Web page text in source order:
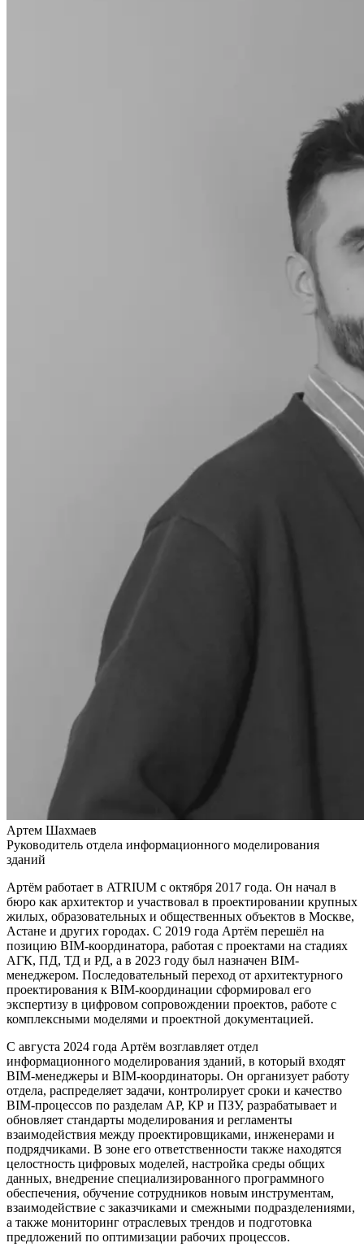
Артем Шахмаев
Руководитель отдела информационного моделирования
зданий
Артём работает в ATRIUM с октября 2017 года. Он начал в
бюро как архитектор и участвовал в проектировании крупных
жилых, образовательных и общественных объектов в Москве,
Астане и других городах. С 2019 года Артём перешёл на
позицию BIM-координатора, работая с проектами на стадиях
АГК, ПД, ТД и РД, а в 2023 году был назначен BIM-
менеджером. Последовательный переход от архитектурного
проектирования к BIM-координации сформировал его
экспертизу в цифровом сопровождении проектов, работе с
комплексными моделями и проектной документацией.
С августа 2024 года Артём возглавляет отдел
информационного моделирования зданий, в который входят
BIM-менеджеры и BIM-координаторы. Он организует работу
отдела, распределяет задачи, контролирует сроки и качество
BIM-процессов по разделам АР, КР и ПЗУ, разрабатывает и
обновляет стандарты моделирования и регламенты
взаимодействия между проектировщиками, инженерами и
подрядчиками. В зоне его ответственности также находятся
целостность цифровых моделей, настройка среды общих
данных, внедрение специализированного программного
обеспечения, обучение сотрудников новым инструментам,
взаимодействие с заказчиками и смежными подразделениями,
а также мониторинг отраслевых трендов и подготовка
предложений по оптимизации рабочих процессов.